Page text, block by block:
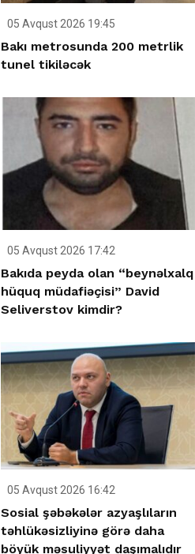
05 Avqust 2026 19:45
Bakı metrosunda 200 metrlik
tunel tikiləcək
05 Avqust 2026 17:42
Bakıda peyda olan “beynəlxalq
hüquq müdafiəçisi” David
Seliverstov kimdir?
05 Avqust 2026 16:42
Sosial şəbəkələr azyaşlıların
təhlükəsizliyinə görə daha
böyük məsuliyyət daşımalıdır